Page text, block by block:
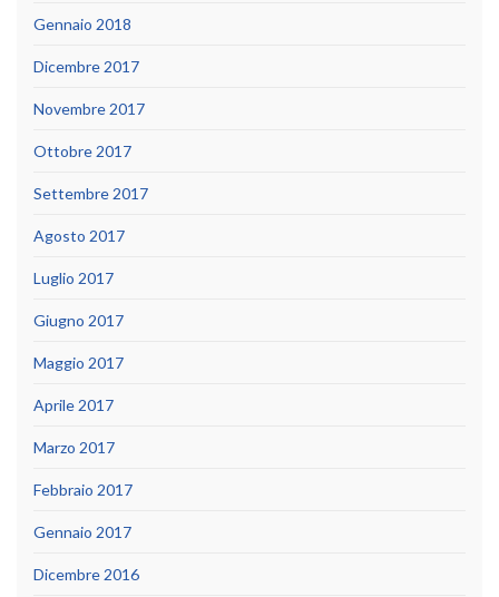
Gennaio 2018
Dicembre 2017
Novembre 2017
Ottobre 2017
Settembre 2017
Agosto 2017
Luglio 2017
Giugno 2017
Maggio 2017
Aprile 2017
Marzo 2017
Febbraio 2017
Gennaio 2017
Dicembre 2016